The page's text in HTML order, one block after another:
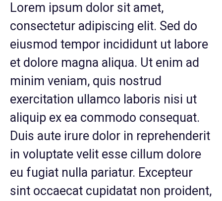
Lorem ipsum dolor sit amet,
consectetur adipiscing elit. Sed do
eiusmod tempor incididunt ut labore
et dolore magna aliqua. Ut enim ad
minim veniam, quis nostrud
exercitation ullamco laboris nisi ut
aliquip ex ea commodo consequat.
Duis aute irure dolor in reprehenderit
in voluptate velit esse cillum dolore
eu fugiat nulla pariatur. Excepteur
sint occaecat cupidatat non proident,